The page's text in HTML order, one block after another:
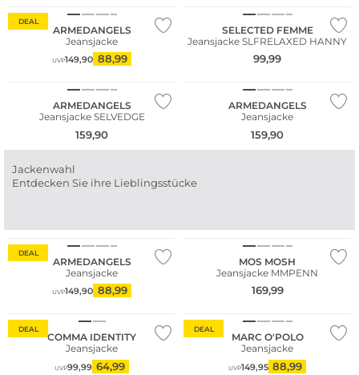
DEAL
ARMEDANGELS
Jeansjacke
UVP149,90 88,99
SELECTED FEMME
Jeansjacke SLFRELAXED HANNY
99,99
ARMEDANGELS
Jeansjacke SELVEDGE
159,90
NEU
ARMEDANGELS
Jeansjacke
159,90
Jackenwahl
Entdecken Sie ihre Lieblingsstücke
DEAL
ARMEDANGELS
Jeansjacke
UVP149,90 88,99
MOS MOSH
Jeansjacke MMPENN
169,99
DEAL
COMMA IDENTITY
Jeansjacke
UVP99,99 64,99
DEAL
MARC O'POLO
Jeansjacke
UVP149,95 88,99